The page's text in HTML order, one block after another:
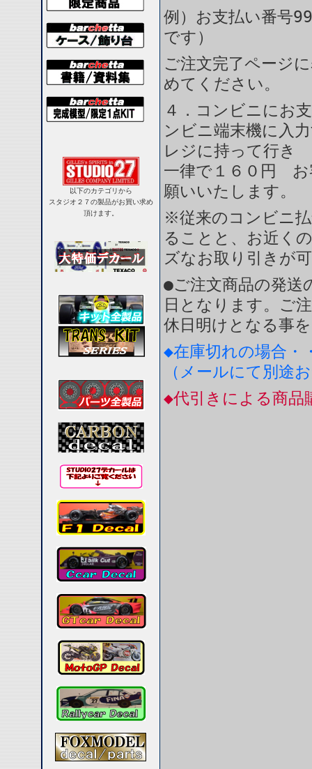
以下のカテゴリから
スタジオ２７の製品がお買い求め
頂けます。
例）お支払い番号
です）
ご注文完了ページ
めてください。
４．コンビニにお
ンビニ端末機に入
レジに持って行き
一律で１６０円 お
願いいたします。
※従来のコンビニ
ることと、お近く
ズなお取り引きが
●ご注文商品の発送
日となります。ご
休日明けとなる事
◆在庫切れの場合・
（メールにて別途
◆代引きによる商品